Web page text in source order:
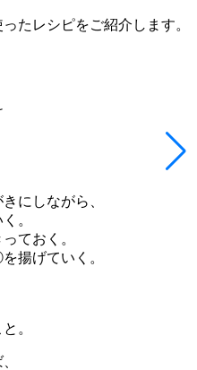
たレシピをご紹介します。
にしながら、
。
ておく。
揚げていく。
。